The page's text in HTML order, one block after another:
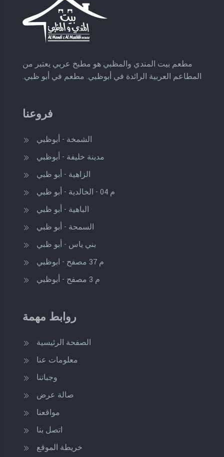
مطعم بيت المندي والمظبي هو مطبخ عربي يعتبر من
المطاعم العربية الرائدة في أبوظبي. مطعم في أبو ظبي.
فروعنا
الشمخة - أبوظبي
مدينة خليفة - أبوظبي
الزاهية - أبو ظبي
م 04 - الخالدية - أبو ظبي
الباهية - أبو ظبي
السمحة - أبو ظبي
بني ياس - أبو ظبي
م 37 مصفح - ابوظبي
م 3 مصفح - أبوظبي
روابط مهمة
الصفحة الرئيسية
معلومات عنا
وجباتنا
صالة عرض
مواقعنا
اتصل بنا
خريطة الموقع